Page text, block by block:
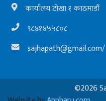
कार्यालय टोखा १ काठमाडौं
९८४१४५५८०८
sajhapath@gmail.com/
©2026